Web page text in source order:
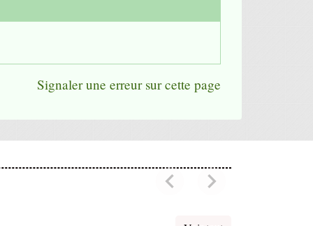
Signaler une erreur sur cette page
chevron_leftPreviouschevron_rightNext